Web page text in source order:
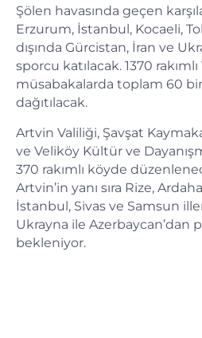
Şölen havasında geçen
Erzurum, İstanbul, Kocaeli,
dışında Gürcistan, İran ve
sporcu katılacak. 1370
müsabakalarda toplam 60
dağıtılacak.
Artvin Valiliği, Şavşat
ve Veliköy Kültür ve
370 rakımlı köyde
Artvin’in yanı sıra Rize,
İstanbul, Sivas ve Samsun
Ukrayna ile Azerbaycan’dan
bekleniyor.